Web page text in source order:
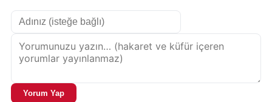
Yorum Yap